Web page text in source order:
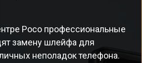
Poco профессиональные
замену шлейфа для
неполадок телефона.